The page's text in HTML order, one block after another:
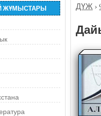
ЖҰМЫСТАРЫ ДҮЖ ›